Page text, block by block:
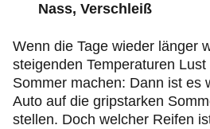
Nass, Verschleiß
Wenn die Tage wieder länger
steigenden Temperaturen
Sommer machen: Dann ist es
Auto auf die gripstarken
stellen. Doch welcher Reifen